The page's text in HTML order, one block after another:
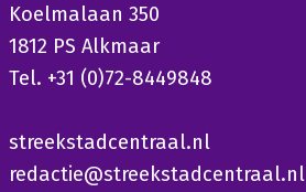
Koelmalaan 350
1812 PS Alkmaar
Tel. +31 (0)72-8449848
streekstadcentraal.nl
redactie@streekstadcentraal.nl